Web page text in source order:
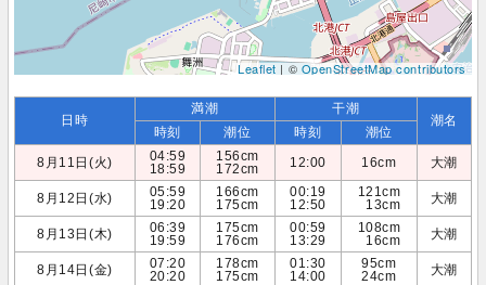
Leaflet| ©OpenStreetMap contributors
日時
満潮 干潮
潮名
時刻 潮位 時刻
潮位
8月11日(火)
04:59
18:59
156cm
172cm
12:00 16cm 大潮
8月12日(水)
05:59
19:20
166cm
175cm
00:19
12:50
121cm
13cm
大潮
8月13日(木)
06:39
19:59
175cm
176cm
00:59
13:29
108cm
16cm
大潮
8月14日(金)
07:20
20:20
178cm
175cm
01:30
14:00
95cm
24cm
大潮